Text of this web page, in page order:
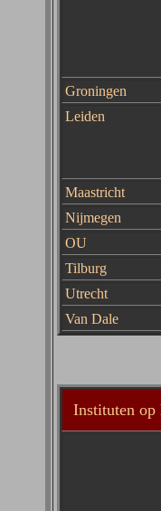
Groningen
Leiden
Maastricht
Nijmegen
OU
Tilburg
Utrecht
Van Dale
Instituten op